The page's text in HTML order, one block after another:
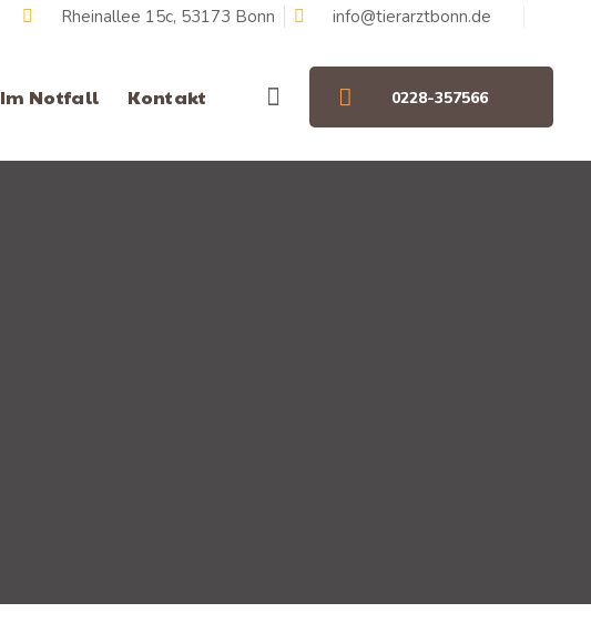
Rheinallee 15c, 53173 Bonn info@tierarztbonn.de
Im Notfall Kontakt 0228-357566